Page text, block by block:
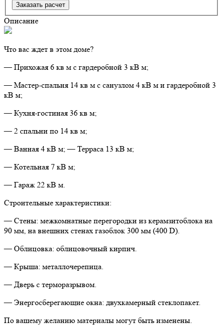
Описание
Что вас ждет в этом доме?
— Прихожая 6 кв м с гардеробной 3 кВ м;
— Мастер-спальня 14 кв м с санузлом 4 кВ м и гардеробной 3
кВ м;
— Кухня-гостиная 36 кв м;
— 2 спальни по 14 кв м;
— Ванная 4 кВ м; — Терраса 13 кВ м;
— Котельная 7 кВ м;
— Гараж 22 кВ м.
Строительные характеристики:
— Стены: межкомнатные перегородки из керамзитоблока на
90 мм, на внешних стенах газоблок 300 мм (400 D).
— Облицовка: облицовочный кирпич.
— Крыша: металлочерепица.
— Дверь с терморазрывом.
— Энергосберегающие окна: двухкамерный стеклопакет.
По вашему желанию материалы могут быть изменены.